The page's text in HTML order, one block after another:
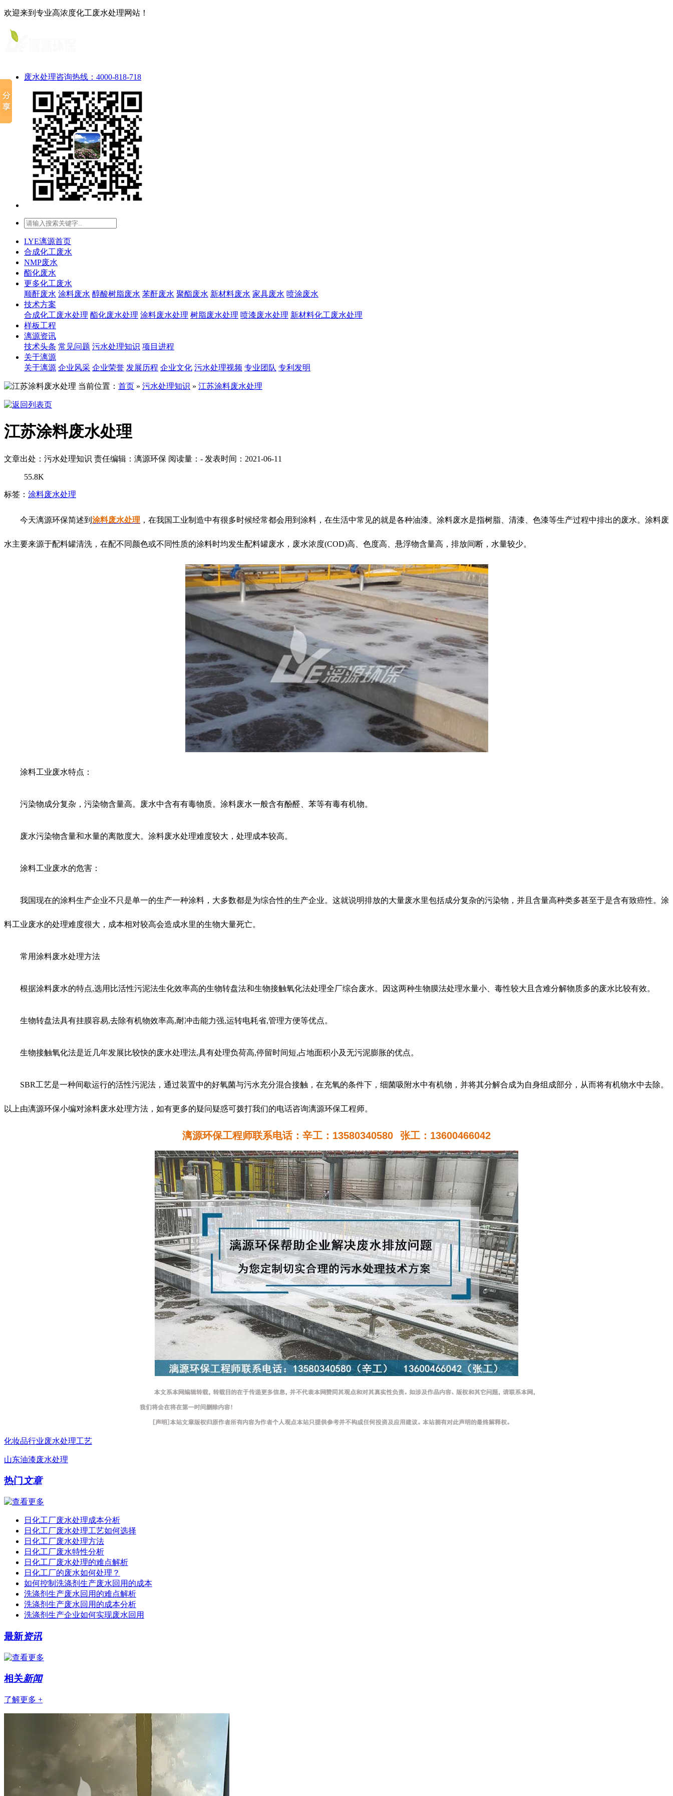
欢迎来到专业高浓度化工废水处理网站！
废水处理咨询热线：4000-818-718
LYE漓源首页
合成化工废水
NMP废水
酯化废水
更多化工废水
顺酐废水 涂料废水 醇酸树脂废水 苯酐废水 聚酯废水 新材料废水 家具废水 喷涂废水
技术方案
合成化工废水处理 酯化废水处理 涂料废水处理 树脂废水处理 喷漆废水处理 新材料化工废水处理
样板工程
漓源资讯
技术头条 常见问题 污水处理知识 项目进程
关于漓源
关于漓源 企业风采 企业荣誉 发展历程 企业文化 污水处理视频 专业团队 专利发明
当前位置： 首页 » 污水处理知识 » 江苏涂料废水处理
江苏涂料废水处理
文章出处：污水处理知识 责任编辑：漓源环保 阅读量： - 发表时间：2021-06-11
55.8K
标签： 涂料废水处理
今天漓源环保简述到 涂料废水处理 ，在我国工业制造中有很多时候经常都会用到涂料，在生活中常见的就是各种油漆。涂料废水是指树脂、清漆、色漆等生产过程中排出的废水。涂料废
水主要来源于配料罐清洗，在配不同颜色或不同性质的涂料时均发生配料罐废水，废水浓度(COD)高、色度高、悬浮物含量高，排放间断，水量较少。
涂料工业废水特点：
污染物成分复杂，污染物含量高。废水中含有有毒物质。涂料废水一般含有酚醛、苯等有毒有机物。
废水污染物含量和水量的离散度大。涂料废水处理难度较大，处理成本较高。
涂料工业废水的危害：
我国现在的涂料生产企业不只是单一的生产一种涂料，大多数都是为综合性的生产企业。这就说明排放的大量废水里包括成分复杂的污染物，并且含量高种类多甚至于是含有致癌性。涂
料工业废水的处理难度很大，成本相对较高会造成水里的生物大量死亡。
常用涂料废水处理方法
根据涂料废水的特点,选用比活性污泥法生化效率高的生物转盘法和生物接触氧化法处理全厂综合废水。因这两种生物膜法处理水量小、毒性较大且含难分解物质多的废水比较有效。
生物转盘法具有挂膜容易,去除有机物效率高,耐冲击能力强,运转电耗省,管理方便等优点。
生物接触氧化法是近几年发展比较快的废水处理法,具有处理负荷高,停留时间短,占地面积小及无污泥膨胀的优点。
SBR工艺是一种间歇运行的活性污泥法，通过装置中的好氧菌与污水充分混合接触，在充氧的条件下，细菌吸附水中有机物，并将其分解合成为自身组成部分，从而将有机物水中去除。
以上由漓源环保小编对涂料废水处理方法，如有更多的疑问疑惑可拨打我们的电话咨询漓源环保工程师。
漓源环保工程师联系电话：辛工：13580340580 张工：13600466042
化妆品行业废水处理工艺
山东油漆废水处理
热门 文章
日化工厂废水处理成本分析
日化工厂废水处理工艺如何选择
日化工厂废水处理方法
日化工厂废水特性分析
日化工厂废水处理的难点解析
日化工厂的废水如何处理？
如何控制洗涤剂生产废水回用的成本
洗涤剂生产废水回用的难点解析
洗涤剂生产废水回用的成本分析
洗涤剂生产企业如何实现废水回用
最新资讯
相关新闻
了解更多 +